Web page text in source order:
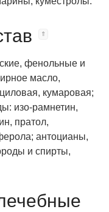
фенольные и
масло,
кумаровая;
изо-рамнетин,
пратол,
антоцианы,
и спирты,